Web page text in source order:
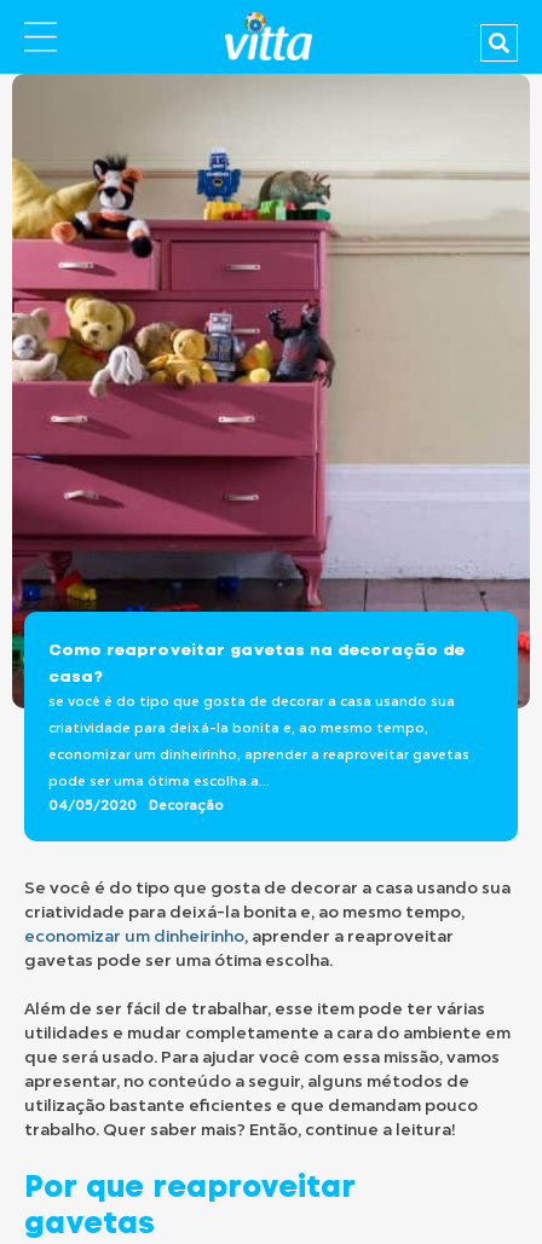
Como reaproveitar gavetas na decoração de
casa?
se você é do tipo que gosta de decorar a casa usando sua
criatividade para deixá-la bonita e, ao mesmo tempo,
economizar um dinheirinho, aprender a reaproveitar gavetas
pode ser uma ótima escolha.a...
04/05/2020 Decoração
Se você é do tipo que gosta de decorar a casa usando sua
criatividade para deixá-la bonita e, ao mesmo tempo,
economizar um dinheirinho, aprender a reaproveitar
gavetas pode ser uma ótima escolha.
Além de ser fácil de trabalhar, esse item pode ter várias
utilidades e mudar completamente a cara do ambiente em
que será usado. Para ajudar você com essa missão, vamos
apresentar, no conteúdo a seguir, alguns métodos de
utilização bastante eficientes e que demandam pouco
trabalho. Quer saber mais? Então, continue a leitura!
Por que reaproveitar
gavetas